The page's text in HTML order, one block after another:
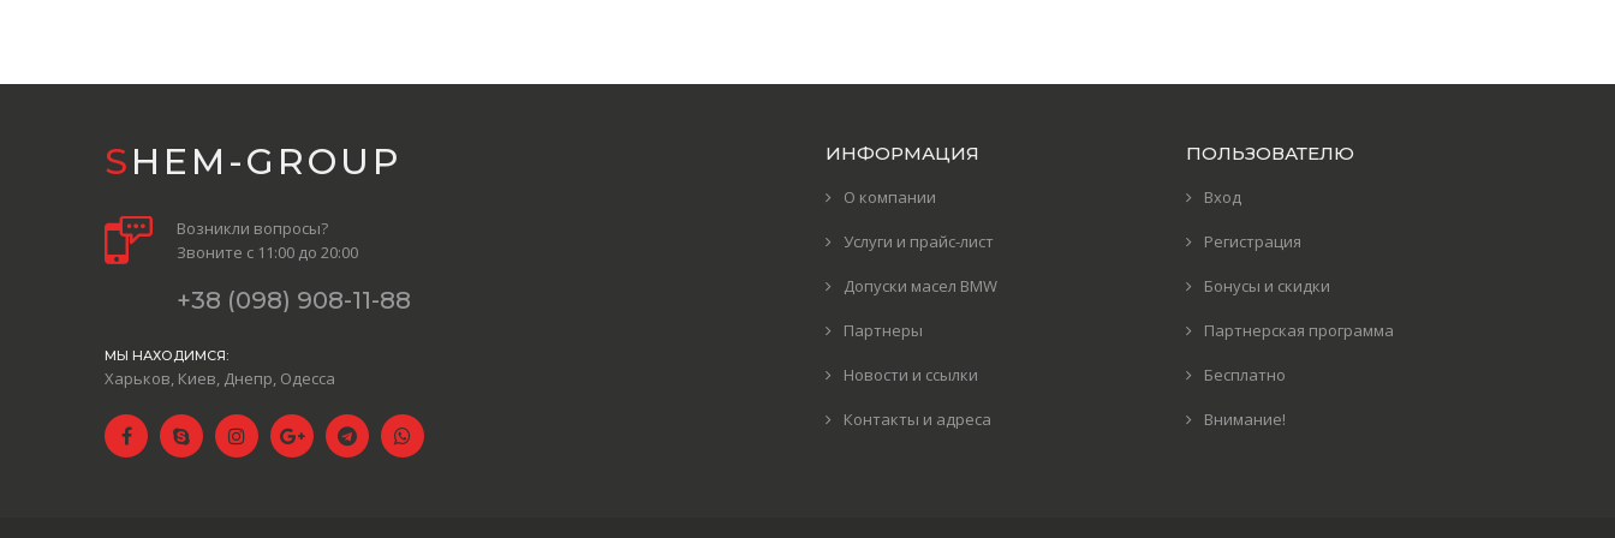
SHEM-GROUP
Возникли вопросы?
Звоните с 11:00 до 20:00
+38 (098) 908-11-88
МЫ НАХОДИМСЯ:
Харьков, Киев, Днепр, Одесса
ИНФОРМАЦИЯ
О компании
Услуги и прайс-лист
Допуски масел BMW
Партнеры
Новости и ссылки
Контакты и адреса
ПОЛЬЗОВАТЕЛЮ
Вход
Регистрация
Бонусы и скидки
Партнерская программа
Бесплатно
Внимание!